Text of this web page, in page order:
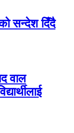
सन्देश दिँदै
वाल